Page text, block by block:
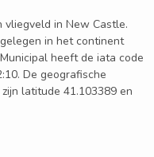
in New Castle.
in het continent
heeft de iata code
De geografische
latitude 41.103389 en